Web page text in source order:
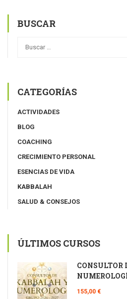
BUSCAR
CATEGORÍAS
ACTIVIDADES
BLOG
COACHING
CRECIMIENTO PERSONAL
ESENCIAS DE VIDA
KABBALAH
SALUD & CONSEJOS
ÚLTIMOS CURSOS
CONSULTOR
155,00 €